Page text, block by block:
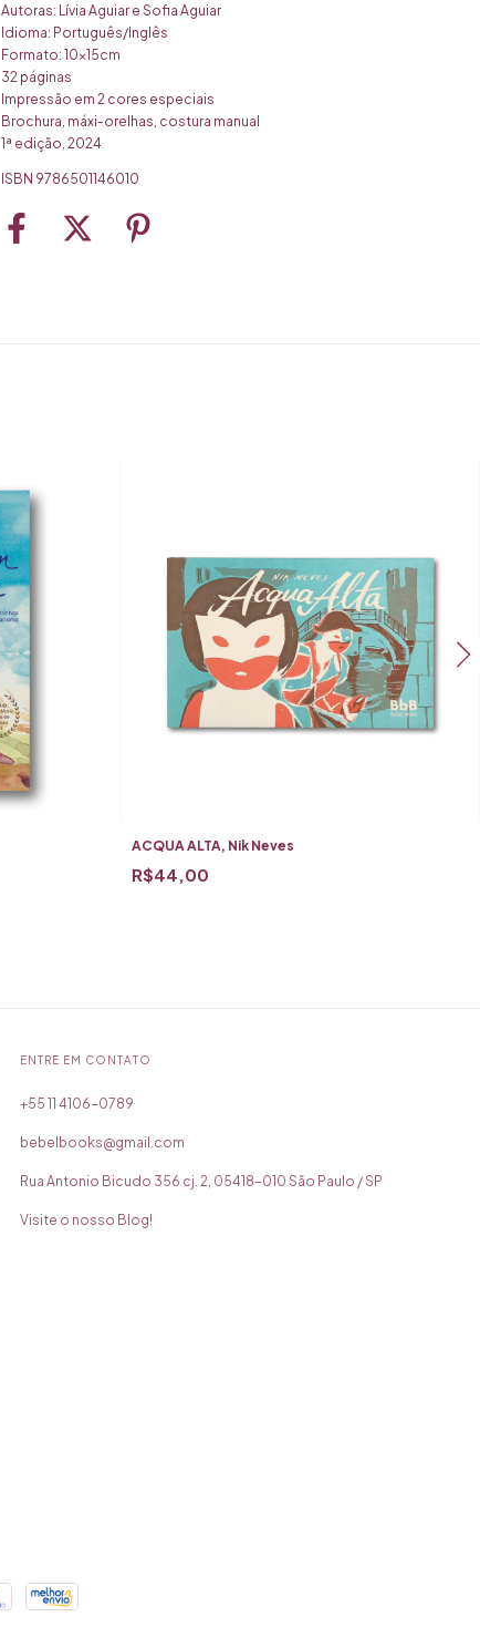
Autoras: Lívia Aguiar e Sofia Aguiar
Idioma: Português/Inglês
Formato: 10x15cm
32 páginas
Impressão em 2 cores especiais
Brochura, máxi-orelhas, costura manual
1ª edição, 2024
ISBN 9786501146010
ACQUA ALTA, Nik Neves
R$44,00
ENTRE EM CONTATO
bebelbooks@gmail.com
Rua Antonio Bicudo 356 cj. 2, 05418-010 São Paulo / SP
Visite o nosso Blog!